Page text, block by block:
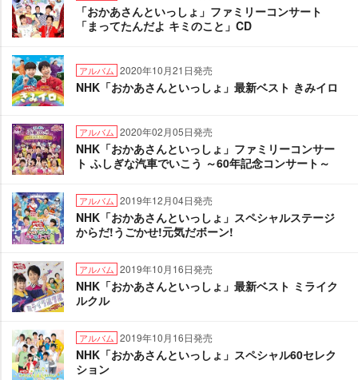
「おかあさんといっしょ」ファミリーコンサート
「まってたんだよ キミのこと」CD
アルバム 2020年10月21日発売
NHK「おかあさんといっしょ」最新ベスト きみイロ
アルバム 2020年02月05日発売
NHK「おかあさんといっしょ」ファミリーコンサー
ト ふしぎな汽車でいこう ～60年記念コンサート～
アルバム 2019年12月04日発売
NHK「おかあさんといっしょ」スペシャルステージ
からだ!うごかせ!元気だボーン!
アルバム 2019年10月16日発売
NHK「おかあさんといっしょ」最新ベスト ミライク
ルクル
アルバム 2019年10月16日発売
NHK「おかあさんといっしょ」スペシャル60セレク
ション